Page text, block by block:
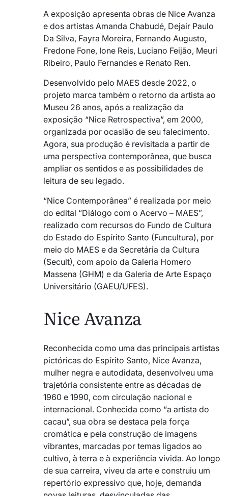
A exposição apresenta obras de Nice Avanza
e dos artistas Amanda Chabudé, Dejair Paulo
Da Silva, Fayra Moreira, Fernando Augusto,
Fredone Fone, Ione Reis, Luciano Feijão, Meuri
Ribeiro, Paulo Fernandes e Renato Ren.
Desenvolvido pelo MAES desde 2022, o
projeto marca também o retorno da artista ao
Museu 26 anos, após a realização da
exposição “Nice Retrospectiva”, em 2000,
organizada por ocasião de seu falecimento.
Agora, sua produção é revisitada a partir de
uma perspectiva contemporânea, que busca
ampliar os sentidos e as possibilidades de
leitura de seu legado.
“Nice Contemporânea” é realizada por meio
do edital “Diálogo com o Acervo – MAES”,
realizado com recursos do Fundo de Cultura
do Estado do Espírito Santo (Funcultura), por
meio do MAES e da Secretária da Cultura
(Secult), com apoio da Galeria Homero
Massena (GHM) e da Galeria de Arte Espaço
Universitário (GAEU/UFES).
Nice Avanza
Reconhecida como uma das principais artistas
pictóricas do Espírito Santo, Nice Avanza,
mulher negra e autodidata, desenvolveu uma
trajetória consistente entre as décadas de
1960 e 1990, com circulação nacional e
internacional. Conhecida como “a artista do
cacau”, sua obra se destaca pela força
cromática e pela construção de imagens
vibrantes, marcadas por temas ligados ao
cultivo, à terra e à experiência vivida. Ao longo
de sua carreira, viveu da arte e construiu um
repertório expressivo que, hoje, demanda